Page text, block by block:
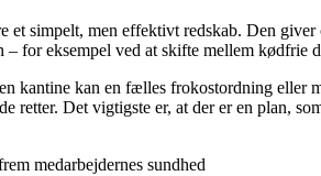
et simpelt, men effektivt redskab. Den
– for eksempel ved at skifte mellem kødfrie
kantine kan en fælles frokostordning
retter. Det vigtigste er, at der er en plan,
medarbejdernes sundhed